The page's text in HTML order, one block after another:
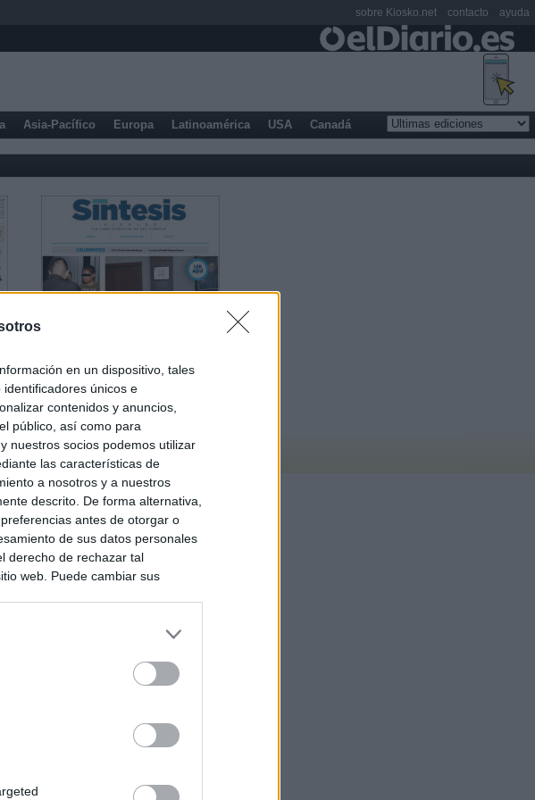
en un dispositivo, tales
únicos e
contenidos y anuncios,
público, así como para
nuestros socios podemos utilizar
las características de
a nosotros y a nuestros
descrito. De forma alternativa,
antes de otorgar o
de sus datos personales
derecho de rechazar tal
web. Puede cambiar sus
Asia-Pacífico Europa Latinoamérica USA Canadá
sobre Kiosko.net contacto ayuda